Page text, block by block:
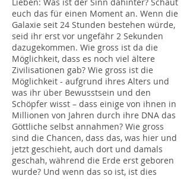
euch das für einen Moment an. Wenn die
Galaxie seit 24 Stunden bestehen würde,
seid ihr erst vor ungefähr 2 Sekunden
dazugekommen. Wie gross ist da die
Möglichkeit, dass es noch viel ältere
Zivilisationen gab? Wie gross ist die
Möglichkeit - aufgrund ihres Alters und
was ihr über Bewusstsein und den
Schöpfer wisst – dass einige von ihnen in
Millionen von Jahren durch ihre DNA das
Göttliche selbst annahmen? Wie gross
sind die Chancen, dass das, was hier und
jetzt geschieht, auch dort und damals
geschah, während die Erde erst geboren
wurde? Und wenn das so ist, ist dies